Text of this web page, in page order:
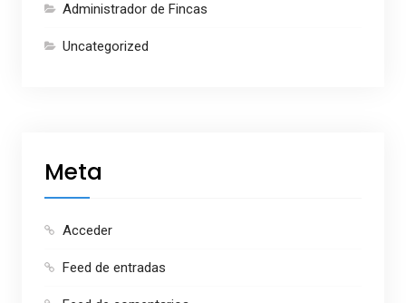
Administrador de Fincas
Uncategorized
Meta
Acceder
Feed de entradas